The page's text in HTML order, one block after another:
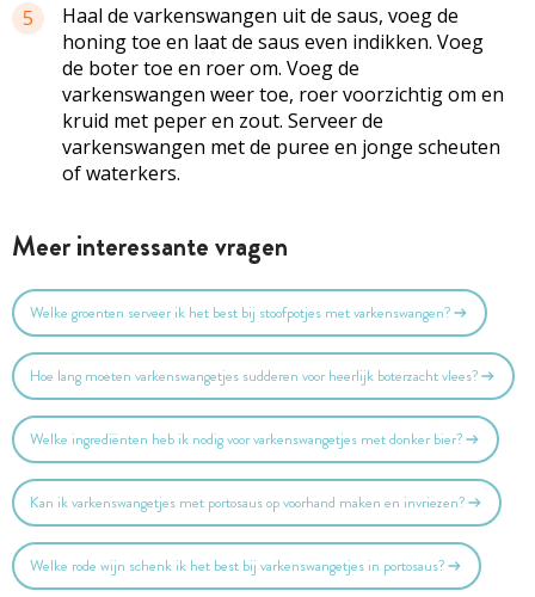
5
Haal de varkenswangen uit de saus, voeg de
honing toe en laat de saus even indikken. Voeg
de boter toe en roer om. Voeg de
varkenswangen weer toe, roer voorzichtig om en
kruid met peper en zout. Serveer de
varkenswangen met de puree en jonge scheuten
of waterkers.
Meer interessante vragen
Welke groenten serveer ik het best bij stoofpotjes met varkenswangen?
Hoe lang moeten varkenswangetjes sudderen voor heerlijk boterzacht vlees?
Welke ingrediënten heb ik nodig voor varkenswangetjes met donker bier?
Kan ik varkenswangetjes met portosaus op voorhand maken en invriezen?
Welke rode wijn schenk ik het best bij varkenswangetjes in portosaus?